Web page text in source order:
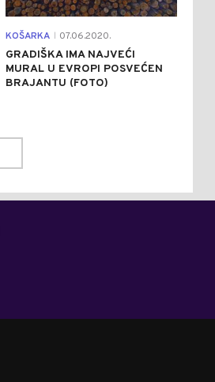
KOŠARKA 07.06.2020.
GRADIŠKA IMA NAJVEĆI
MURAL U EVROPI POSVEĆEN
BRAJANTU (FOTO)